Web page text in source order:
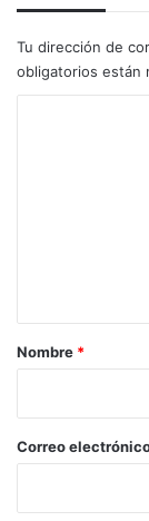
Tu dirección de
obligatorios están
r
*
Nombre *
Correo